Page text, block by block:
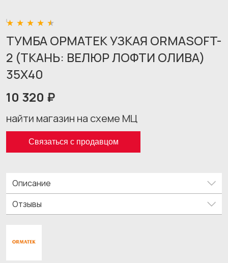
ТУМБА ОРМАТЕК УЗКАЯ ORMASOFT-
2 (ТКАНЬ: ВЕЛЮР ЛОФТИ ОЛИВА)
35X40
10 320 ₽
найти магазин на схеме МЦ
Связаться с продавцом
Описание
Отзывы